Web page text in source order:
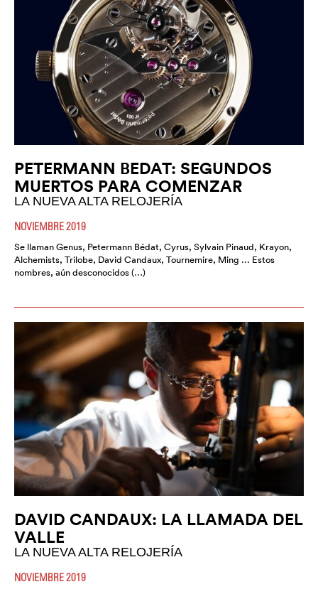
PETERMANN BEDAT: SEGUNDOS
MUERTOS PARA COMENZAR
LA NUEVA ALTA RELOJERÍA
NOVIEMBRE 2019
Se llaman Genus, Petermann Bédat, Cyrus, Sylvain Pinaud, Krayon,
Alchemists, Trilobe, David Candaux, Tournemire, Ming ... Estos
nombres, aún desconocidos (…)
DAVID CANDAUX: LA LLAMADA DEL
VALLE
LA NUEVA ALTA RELOJERÍA
NOVIEMBRE 2019